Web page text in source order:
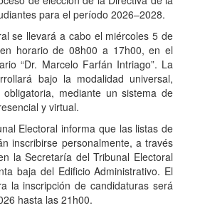
para el período 2026–2028.
se llevará a cabo el miércoles 5 de
horario de 08h00 a 17h00, en el
“Dr. Marcelo Farfán Intriago”. La
bajo la modalidad universal,
mediante un sistema de
y virtual.
Electoral informa que las listas de
inscribirse personalmente, a través
la Secretaría del Tribunal Electoral
baja del Edificio Administrativo. El
la inscripción de candidaturas será
hasta las 21h00.